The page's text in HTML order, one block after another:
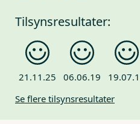
Tilsynsresultater:
21.11.25 06.06.19
Se flere tilsynsresultater